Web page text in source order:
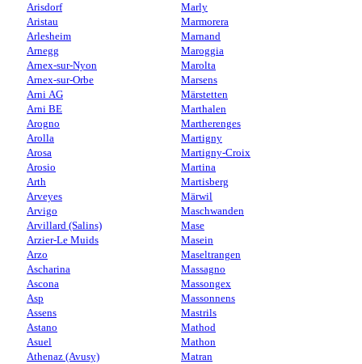
Arisdorf
Aristau
Arlesheim
Arnegg
Arnex-sur-Nyon
Arnex-sur-Orbe
Arni AG
Arni BE
Arogno
Arolla
Arosa
Arosio
Arth
Arveyes
Arvigo
Arvillard (Salins)
Arzier-Le Muids
Arzo
Ascharina
Ascona
Asp
Assens
Astano
Asuel
Athenaz (Avusy)
Marly
Marmorera
Marnand
Maroggia
Marolta
Marsens
Märstetten
Marthalen
Martherenges
Martigny
Martigny-Croix
Martina
Martisberg
Märwil
Maschwanden
Mase
Masein
Maseltrangen
Massagno
Massongex
Massonnens
Mastrils
Mathod
Mathon
Matran